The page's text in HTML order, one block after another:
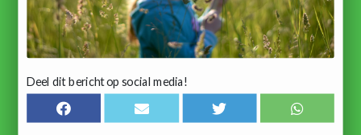
Deel dit bericht op social media!